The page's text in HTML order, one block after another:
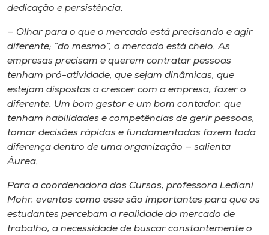
dedicação e persistência.
— Olhar para o que o mercado está precisando e agir
diferente; “do mesmo”, o mercado está cheio. As
empresas precisam e querem contratar pessoas
tenham pró-atividade, que sejam dinâmicas, que
estejam dispostas a crescer com a empresa, fazer o
diferente. Um bom gestor e um bom contador, que
tenham habilidades e competências de gerir pessoas,
tomar decisões rápidas e fundamentadas fazem toda
diferença dentro de uma organização — salienta
Áurea.
Para a coordenadora dos Cursos, professora Lediani
Mohr, eventos como esse são importantes para que os
estudantes percebam a realidade do mercado de
trabalho, a necessidade de buscar constantemente o